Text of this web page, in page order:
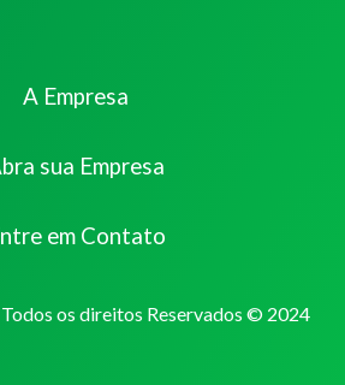
A Empresa
sua Empresa
em Contato
os direitos Reservados © 2024